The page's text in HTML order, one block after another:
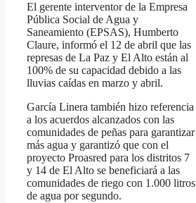
El gerente interventor de la Empresa
Pública Social de Agua y
Saneamiento (EPSAS), Humberto
Claure, informó el 12 de abril que las
represas de La Paz y El Alto están al
100% de su capacidad debido a las
lluvias caídas en marzo y abril.
García Linera también hizo referencia
a los acuerdos alcanzados con las
comunidades de peñas para garantizar
más agua y garantizó que con el
proyecto Proasred para los distritos 7
y 14 de El Alto se beneficiará a las
comunidades de riego con 1.000 litros
de agua por segundo.